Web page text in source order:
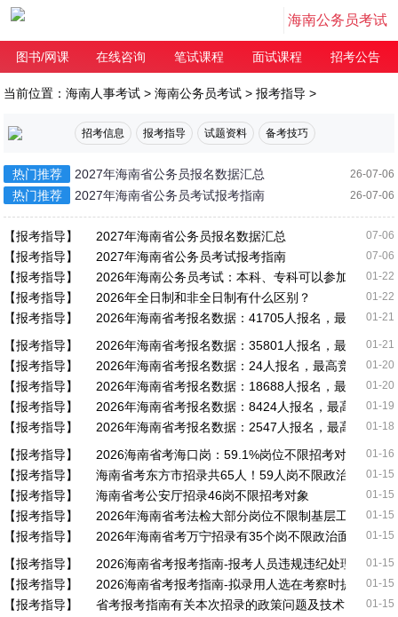
海南公务员考试
图书/网课 在线咨询 笔试课程 面试课程 招考公告
当前位置：海南人事考试 >海南公务员考试 >报考指导 >
招考信息 报考指导 试题资料 备考技巧
热门推荐 2027年海南省公务员报名数据汇总 26-07-06
热门推荐 2027年海南省公务员考试报考指南 26-07-06
【报考指导】 2027年海南省公务员报名数据汇总 07-06
【报考指导】 2027年海南省公务员考试报考指南 07-06
【报考指导】 2026年海南公务员考试：本科、专科可以参加吗？01-22
【报考指导】 2026年全日制和非全日制有什么区别？ 01-22
【报考指导】 2026年海南省考报名数据：41705人报名，最高竞争
01-21
【报考指导】 2026年海南省考报名数据：35801人报名，最高竞争
01-21
【报考指导】 2026年海南省考报名数据：24人报名，最高竞争比01-20
【报考指导】 2026年海南省考报名数据：18688人报名，最高竞争
01-20
【报考指导】 2026年海南省考报名数据：8424人报名，最高竞争比
01-19
【报考指导】 2026年海南省考报名数据：2547人报名，最高竞争比
01-18
【报考指导】 2026海南省考海口岗：59.1%岗位不限招考对象，应
01-16
【报考指导】 海南省考东方市招录共65人！59人岗不限政治面貌01-15
【报考指导】 海南省考公安厅招录46岗不限招考对象 01-15
【报考指导】 2026年海南省考法检大部分岗位不限制基层工作经历
01-15
【报考指导】 2026年海南省考万宁招录有35个岗不限政治面貌 01-15
【报考指导】 2026海南省考报考指南-报考人员违规违纪处理有何规
01-15
【报考指导】 2026海南省考报考指南-拟录用人选在考察时提交哪些
01-15
【报考指导】 省考报考指南有关本次招录的政策问题及技术问题，如
01-15